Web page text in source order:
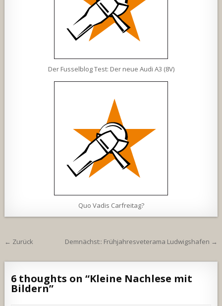
Der Fusselblog Test: Der neue Audi A3 (8V)
Quo Vadis Carfreitag?
Beitragsnavigation
← Zurück Demnächst:: Frühjahresveterama Ludwigshafen →
6 thoughts on “Kleine Nachlese mit
Bildern”